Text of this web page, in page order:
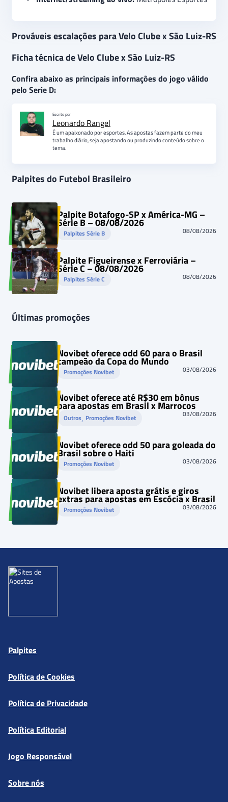
Prováveis escalações para Velo Clube x São Luiz-RS
Ficha técnica de Velo Clube x São Luiz-RS
Confira abaixo as principais informações do jogo válido
pelo Serie D:
Escrito por
Leonardo Rangel
É um apaixonado por esportes. As apostas fazem parte do meu
trabalho diário, seja apostando ou produzindo conteúdo sobre o
tema.
Palpites do Futebol Brasileiro
Palpite Botafogo-SP x América-MG –
Série B – 08/08/2026
Palpites Série B 08/08/2026
Palpite Figueirense x Ferroviária –
Série C – 08/08/2026
Palpites Série C 08/08/2026
Últimas promoções
Novibet oferece odd 60 para o Brasil
campeão da Copa do Mundo
Promoções Novibet 03/08/2026
Novibet oferece até R$30 em bônus
para apostas em Brasil x Marrocos
Outros, Promoções Novibet 03/08/2026
Novibet oferece odd 50 para goleada do
Brasil sobre o Haiti
Promoções Novibet 03/08/2026
Novibet libera aposta grátis e giros
extras para apostas em Escócia x Brasil
Promoções Novibet 03/08/2026
Palpites
Política de Cookies
Política de Privacidade
Política Editorial
Jogo Responsável
Sobre nós